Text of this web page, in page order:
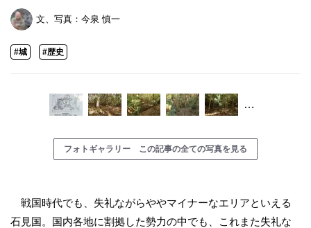
文、写真： 今泉 慎一
#城 #歴史
…
フォトギャラリー この記事の全ての写真を見る
戦国時代でも、失礼ながらややマイナーなエリアといえる
石見国。国内各地に割拠した勢力の中でも、これまた失礼な